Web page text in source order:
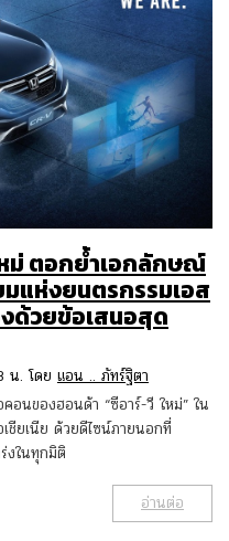
ม่ ตอกย้ำเอกลักษณ์
แห่งยนตรกรรมเอส
ด้วยข้อเสนอสุด
น. โดย แอน .. ภัทร์ฐิตา
อนของฮอนด้า “ซีอาร์-วี ใหม่” ใน
เชียเนีย ด้วยดีไซน์ภายนอกที่
งในทุกมิติ
อ่านต่อ